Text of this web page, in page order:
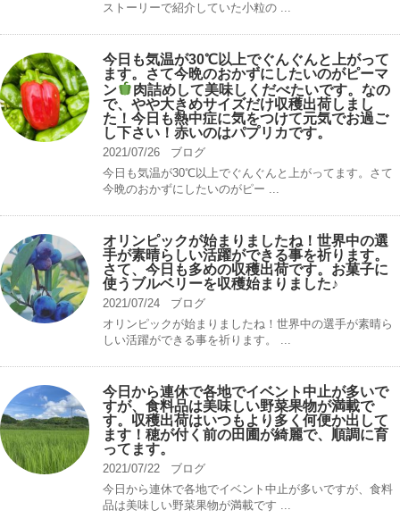
ストーリーで紹介していた小粒の ...
今日も気温が30℃以上でぐんぐんと上がって
ます。さて今晩のおかずにしたいのがピーマ
ン
肉詰めして美味しくだべたいです。なの
で、やや大きめサイズだけ収穫出荷しまし
た！今日も熱中症に気をつけて元気でお過ご
し下さい！赤いのはパプリカです。
2021/07/26
ブログ
今日も気温が30℃以上でぐんぐんと上がってます。さて
今晩のおかずにしたいのがピー ...
オリンピックが始まりましたね！世界中の選
手が素晴らしい活躍ができる事を祈ります。
さて、今日も多めの収穫出荷です。お菓子に
使うブルベリーを収穫始まりました♪
2021/07/24
ブログ
オリンピックが始まりましたね！世界中の選手が素晴ら
しい活躍ができる事を祈ります。 ...
今日から連休で各地でイベント中止が多いで
すが、食料品は美味しい野菜果物が満載で
す。収穫出荷はいつもより多く何便か出して
ます！穂が付く前の田圃が綺麗で、順調に育
ってます。
2021/07/22
ブログ
今日から連休で各地でイベント中止が多いですが、食料
品は美味しい野菜果物が満載です ...